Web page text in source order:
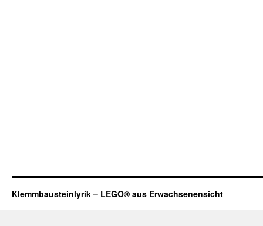
Klemmbausteinlyrik – LEGO® aus Erwachsenensicht